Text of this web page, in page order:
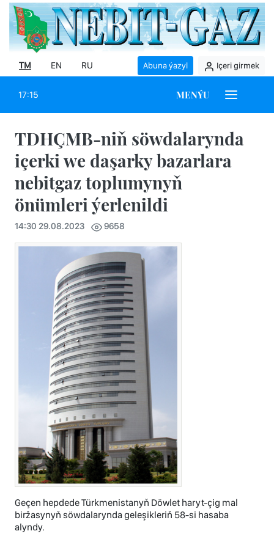
TM EN RU Abuna ýazyl Içeri girmek
17:15 MENÝU
TDHÇMB-niň söwdalarynda
içerki we daşarky bazarlara
nebitgaz toplumynyň
önümleri ýerlenildi
14:30 29.08.2023 9658
Geçen hepdede Türkmenistanyň Döwlet haryt-çig mal
biržasynyň söwdalarynda geleşikleriň 58-si hasaba
alyndy.